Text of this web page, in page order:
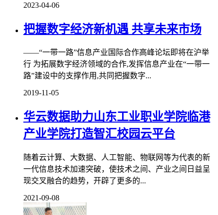
2023-04-06
把握数字经济新机遇 共享未来市场
——“一带一路”信息产业国际合作高峰论坛即将在沪举
行 为拓展数字经济领域的合作,发挥信息产业在“一带一
路”建设中的支撑作用,共同把握数字...
2019-11-05
华云数据助力山东工业职业学院临港
产业学院打造智汇校园云平台
随着云计算、大数据、人工智能、物联网等为代表的新
一代信息技术加速突破，使技术之间、产业之间日益呈
现交叉融合的趋势，开辟了更多的...
2021-09-08